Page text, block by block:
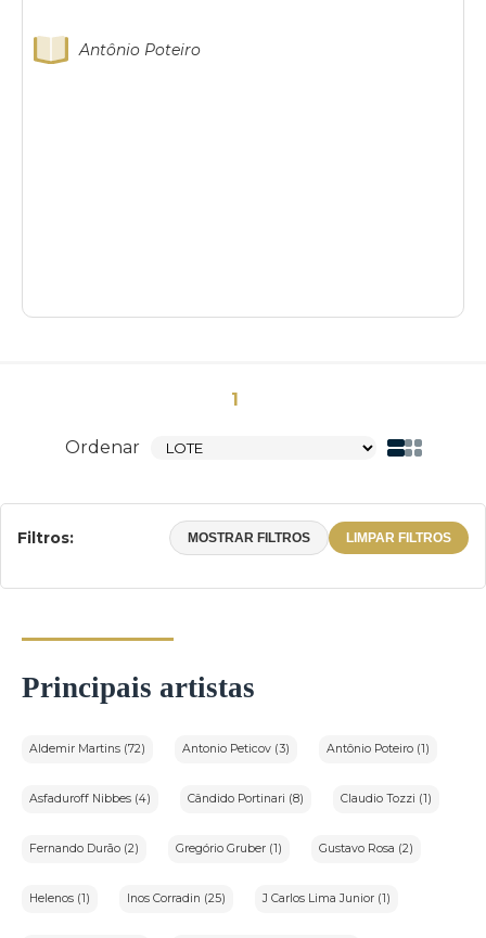
Antônio Poteiro
1
Ordenar
Filtros: MOSTRAR FILTROS LIMPAR FILTROS
Principais artistas
Aldemir Martins (72) Antonio Peticov (3) Antônio Poteiro (1)
Asfaduroff Nibbes (4) Cândido Portinari (8) Claudio Tozzi (1)
Fernando Durão (2) Gregório Gruber (1) Gustavo Rosa (2)
Helenos (1) Inos Corradin (25) J Carlos Lima Junior (1)